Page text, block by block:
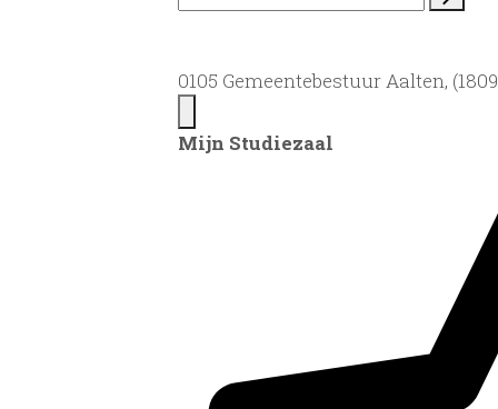
0105 Gemeentebestuur Aalten,
Mijn Studiezaal